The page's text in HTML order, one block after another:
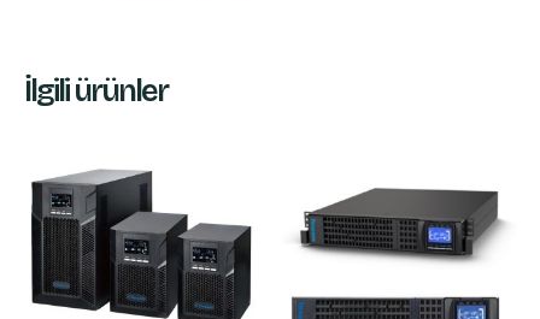
İlgili ürünler